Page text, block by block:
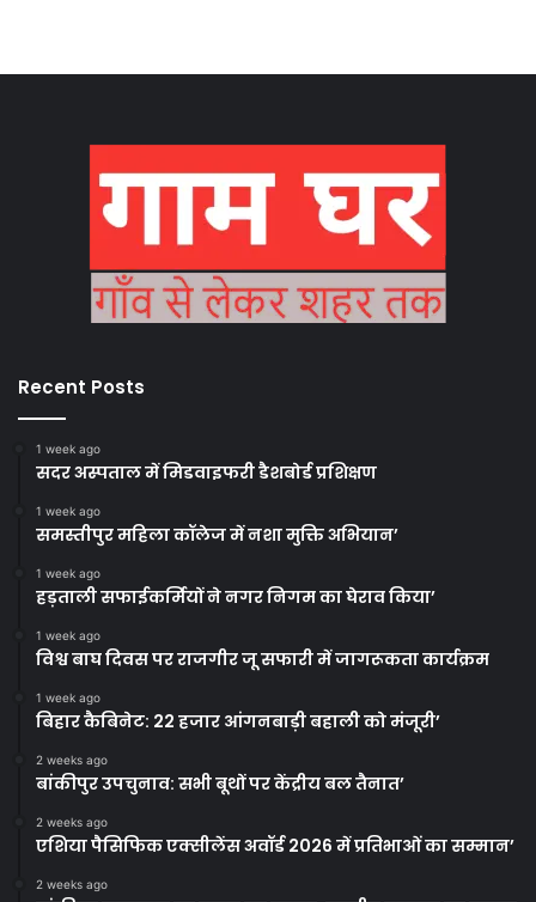
Recent Posts
1 week ago
सदर अस्पताल में मिडवाइफरी डैशबोर्ड प्रशिक्षण
1 week ago
समस्तीपुर महिला कॉलेज में नशा मुक्ति अभियान’
1 week ago
हड़ताली सफाईकर्मियों ने नगर निगम का घेराव किया’
1 week ago
विश्व बाघ दिवस पर राजगीर जू सफारी में जागरूकता कार्यक्रम
1 week ago
बिहार कैबिनेट: 22 हजार आंगनबाड़ी बहाली को मंजूरी’
2 weeks ago
बांकीपुर उपचुनाव: सभी बूथों पर केंद्रीय बल तैनात’
2 weeks ago
एशिया पैसिफिक एक्सीलेंस अवॉर्ड 2026 में प्रतिभाओं का सम्मान’
2 weeks ago